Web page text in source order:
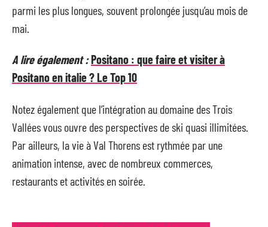
parmi les plus longues, souvent prolongée jusqu’au mois de
mai.
A lire également :Positano : que faire et visiter à
Positano en italie ? Le Top 10
Notez également que l’intégration au domaine des Trois
Vallées vous ouvre des perspectives de ski quasi illimitées.
Par ailleurs, la vie à Val Thorens est rythmée par une
animation intense, avec de nombreux commerces,
restaurants et activités en soirée.